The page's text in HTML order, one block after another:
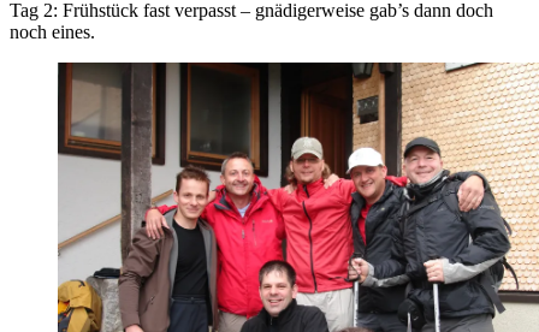
Tag 2: Frühstück fast verpasst – gnädigerweise gab’s dann doch
noch eines.